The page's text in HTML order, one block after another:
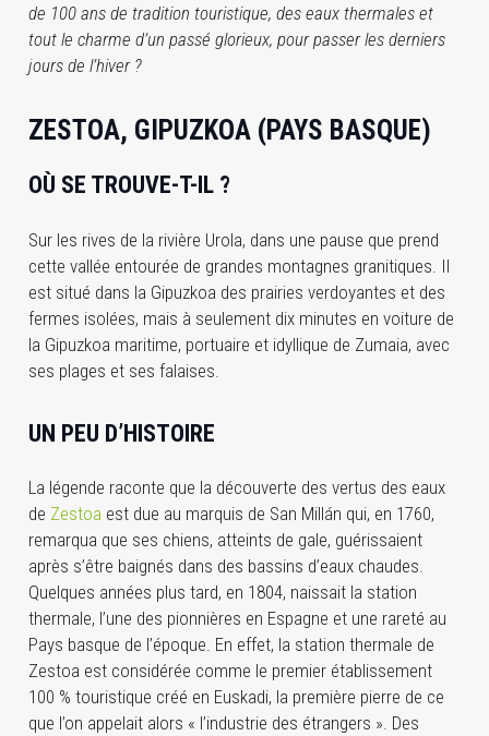
de 100 ans de tradition touristique, des eaux thermales et
tout le charme d’un passé glorieux, pour passer les derniers
jours de l’hiver ?
ZESTOA, GIPUZKOA (PAYS BASQUE)
OÙ SE TROUVE-T-IL ?
Sur les rives de la rivière Urola, dans une pause que prend
cette vallée entourée de grandes montagnes granitiques. Il
est situé dans la Gipuzkoa des prairies verdoyantes et des
fermes isolées, mais à seulement dix minutes en voiture de
la Gipuzkoa maritime, portuaire et idyllique de Zumaia, avec
ses plages et ses falaises.
UN PEU D’HISTOIRE
La légende raconte que la découverte des vertus des eaux
de Zestoa est due au marquis de San Millán qui, en 1760,
remarqua que ses chiens, atteints de gale, guérissaient
après s’être baignés dans des bassins d’eaux chaudes.
Quelques années plus tard, en 1804, naissait la station
thermale, l’une des pionnières en Espagne et une rareté au
Pays basque de l’époque. En effet, la station thermale de
Zestoa est considérée comme le premier établissement
100 % touristique créé en Euskadi, la première pierre de ce
que l’on appelait alors « l’industrie des étrangers ». Des